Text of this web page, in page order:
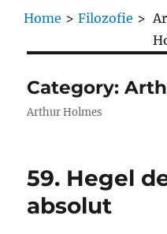
Home > Filozofie >
Category:
Arthur Holmes
59. Hegel
absolut